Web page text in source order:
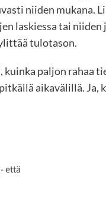
niiden mukana.
laskiessa tai niiden
tulotason.
paljon rahaa
aikavälillä. Ja,
että